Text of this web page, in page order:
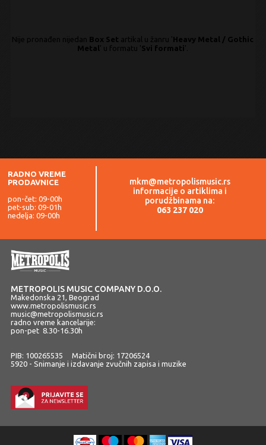
Nije pronađen nijedan Box Set artikal u žanru 'Heavy Metal / Gothic
Metal ' u formatu 'Svi formati'.
RADNO VREME
PRODAVNICE
pon-čet: 09-00h
pet-sub: 09-01h
nedelja: 09-00h
mkm@metropolismusic.rs
informacije o artiklima i
porudžbinama na:
063 237 020
METROPOLIS MUSIC COMPANY D.O.O.
Makedonska 21, Beograd
www.metropolismusic.rs
music@metropolismusic.rs
radno vreme kancelarije:
pon-pet 8.30-16.30h
PIB: 100265535 Matični broj: 17206524
5920 - Snimanje i izdavanje zvučnih zapisa i muzike